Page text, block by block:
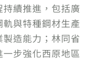
續推進，包括廣
與特種鋼材生產
造能力；林同省
步強化西原地區